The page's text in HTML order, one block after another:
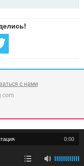
с нами
0:00